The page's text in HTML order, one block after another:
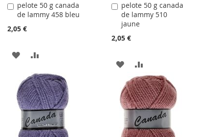
pelote 50 g canada
de lammy 458 bleu
2,05 €
Ajouter
au
panier
AJOUTER
LA
LISTE
D'ACHATS
COMPARATEUR
pelote 50 g canada
de lammy 510
jaune
2,05 €
Ajouter
au
panier
AJOUTER
À
LA
LISTE
D'ACHATS
AU
COMPARATEUR